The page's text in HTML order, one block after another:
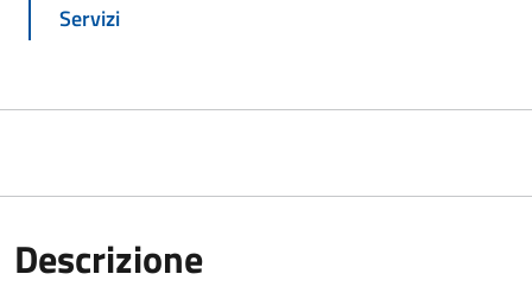
Servizi
Descrizione